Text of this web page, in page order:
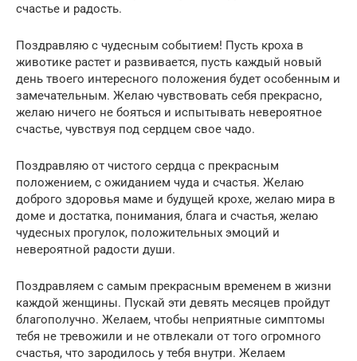
счастье и радость.
Поздравляю с чудесным событием! Пусть кроха в
животике растет и развивается, пусть каждый новый
день твоего интересного положения будет особенным и
замечательным. Желаю чувствовать себя прекрасно,
желаю ничего не бояться и испытывать невероятное
счастье, чувствуя под сердцем свое чадо.
Поздравляю от чистого сердца с прекрасным
положением, с ожиданием чуда и счастья. Желаю
доброго здоровья маме и будущей крохе, желаю мира в
доме и достатка, понимания, блага и счастья, желаю
чудесных прогулок, положительных эмоций и
невероятной радости души.
Поздравляем с самым прекрасным временем в жизни
каждой женщины. Пускай эти девять месяцев пройдут
благополучно. Желаем, чтобы неприятные симптомы
тебя не тревожили и не отвлекали от того огромного
счастья, что зародилось у тебя внутри. Желаем